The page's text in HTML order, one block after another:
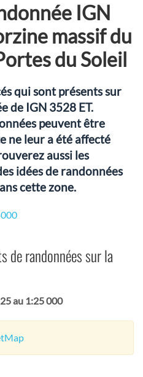
IGN
massif du
du Soleil
qui sont présents sur
de IGN 3528 ET.
peuvent être
ne leur a été affecté
aussi les
idées de randonnées
cette zone.
de randonnées sur la
au 1:25 000